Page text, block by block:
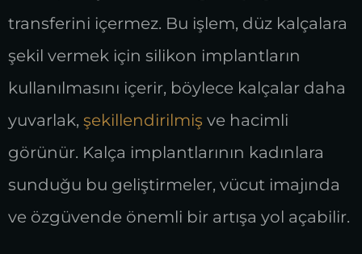
transferini içermez. Bu işlem, düz kalçalara
şekil vermek için silikon implantların
kullanılmasını içerir, böylece kalçalar daha
yuvarlak, şekillendirilmiş ve hacimli
görünür. Kalça implantlarının kadınlara
sunduğu bu geliştirmeler, vücut imajında
ve özgüvende önemli bir artışa yol açabilir.